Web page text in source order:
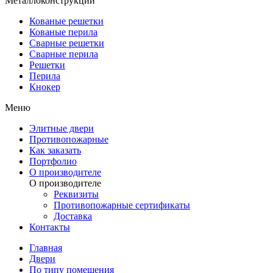
Кованые решетки
Кованые перила
Сварные решетки
Сварные перила
Решетки
Перила
Кнокер
Меню
Элитные двери
Противопожарные
Как заказать
Портфолио
О производителе
О производителе
Реквизиты
Противопожарные сертификаты
Доставка
Контакты
Главная
Двери
По типу помещения